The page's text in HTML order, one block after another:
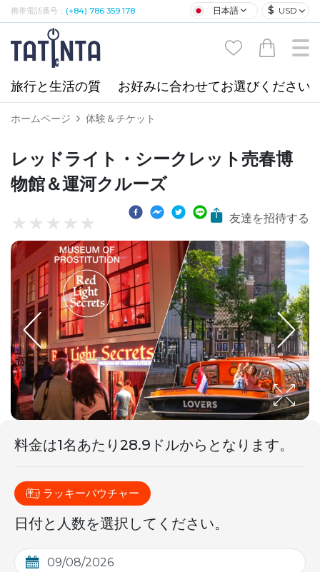
携帯電話番号： (+84) 786 359 178 日本語 $ USD
旅行と生活の質 お好みに合わせてお選びください
ホームページ 体験＆チケット
レッドライト・シークレット売春博
物館＆運河クルーズ
友達を招待する
料金は1名あたり 28.9ドルからとなります。
ラッキーバウチャー
日付と人数を選択してください。